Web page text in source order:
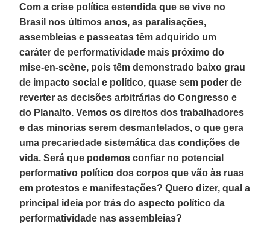
Com a crise política estendida que se vive no
Brasil nos últimos anos, as paralisações,
assembleias e passeatas têm adquirido um
caráter de performatividade mais próximo do
mise-en-scène, pois têm demonstrado baixo grau
de impacto social e político, quase sem poder de
reverter as decisões arbitrárias do Congresso e
do Planalto. Vemos os direitos dos trabalhadores
e das minorias serem desmantelados, o que gera
uma precariedade sistemática das condições de
vida. Será que podemos confiar no potencial
performativo político dos corpos que vão às ruas
em protestos e manifestações? Quero dizer, qual a
principal ideia por trás do aspecto político da
performatividade nas assembleias?